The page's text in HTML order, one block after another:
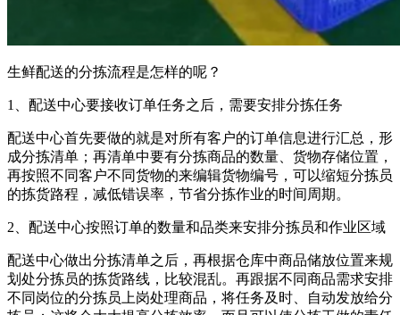
生鲜配送的分拣流程是怎样的呢？
1 、配送中心要接收订单任务之后，需要安排分拣任务
配送中心首先要做的就是对所有客户的订单信息进行汇总，形
成分拣清单；再清单中要有分拣商品的数量、货物存储位置，
再按照不同客户不同货物的来编辑货物编号，可以缩短分拣员
的拣货路程，减低错误率，节省分拣作业的时间周期。
2 、配送中心按照订单的数量和品类来安排分拣员和作业区域
配送中心做出分拣清单之后，再根据仓库中商品储放位置来规
划处分拣员的拣货路线，比较混乱。再跟据不同商品需求安排
不同岗位的分拣员上岗处理商品，将任务及时、自动发放给分